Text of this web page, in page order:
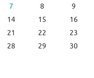
7 8
9
14 15
16
21 22
23
28 29
30